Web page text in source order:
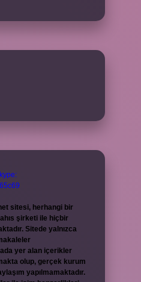
sitesi, herhangi bir
şirketi ile hiçbir
Sitede yalnızca
yer alan içerikler
olup, gerçek kurum
yapılmamaktadır.